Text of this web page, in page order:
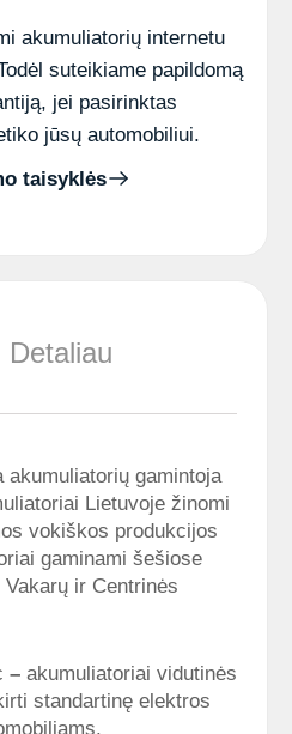
akumuliatorių internetu
suteikiame papildomą
jei pasirinktas
jūsų automobiliui.
taisyklės
Detaliau
akumuliatorių gamintoja
Lietuvoje žinomi
vokiškos produkcijos
gaminami šešiose
ir Centrinės
– akumuliatoriai vidutinės
standartinę elektros